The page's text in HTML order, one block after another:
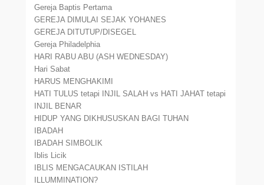
Gereja Baptis Pertama
GEREJA DIMULAI SEJAK YOHANES
GEREJA DITUTUP/DISEGEL
Gereja Philadelphia
HARI RABU ABU (ASH WEDNESDAY)
Hari Sabat
HARUS MENGHAKIMI
HATI TULUS tetapi INJIL SALAH vs HATI JAHAT tetapi
INJIL BENAR
HIDUP YANG DIKHUSUSKAN BAGI TUHAN
IBADAH
IBADAH SIMBOLIK
Iblis Licik
IBLIS MENGACAUKAN ISTILAH
ILLUMMINATION?